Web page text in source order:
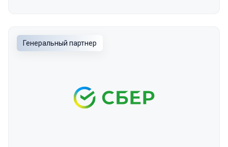
Генеральный партнер